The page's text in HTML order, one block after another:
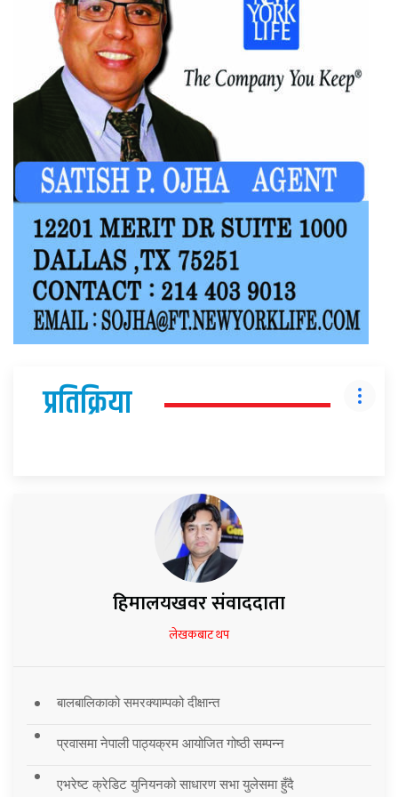
प्रतिक्रिया
हिमालयखवर संवाददाता
लेखकबाट थप
बालबालिकाको समरक्याम्पको दीक्षान्त
प्रवासमा नेपाली पाठ्यक्रम आयोजित गोष्ठी सम्पन्न
एभरेष्ट क्रेडिट युनियनको साधारण सभा युलेसमा हुँदै